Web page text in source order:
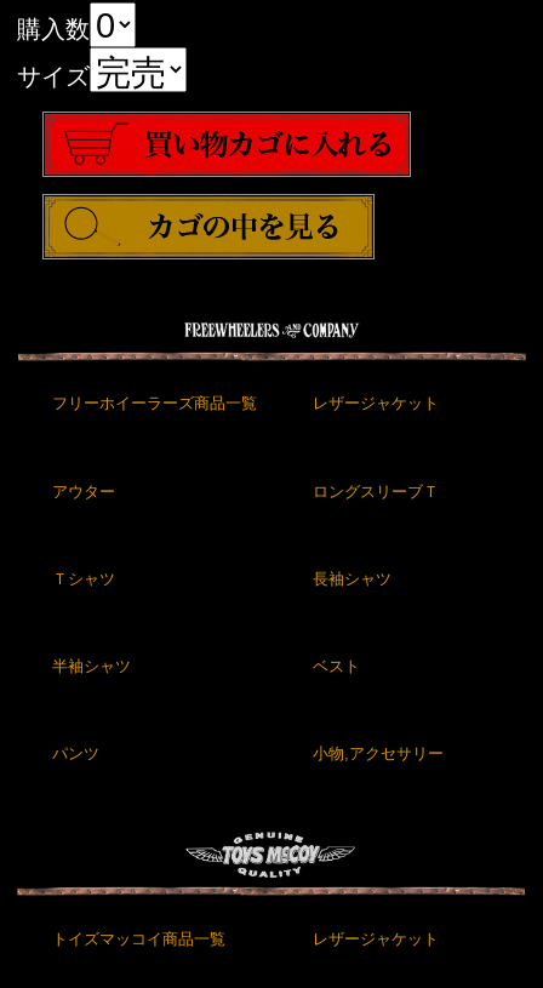
購入数
サイズ
フリーホイーラーズ商品一覧 レザージャケット
アウター ロングスリーブＴ
Ｔシャツ 長袖シャツ
半袖シャツ ベスト
パンツ 小物,アクセサリー
トイズマッコイ商品一覧 レザージャケット